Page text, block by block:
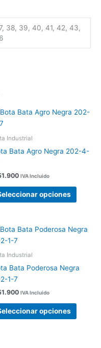
38, 39, 40, 41, 42, 43,
Industrial
Bata Agro Negra 202-4-
IVA Incluido
opciones
Este
pueden
la
Industrial
Bata Poderosa Negra
1-7
IVA Incluido
opciones
Este
pueden